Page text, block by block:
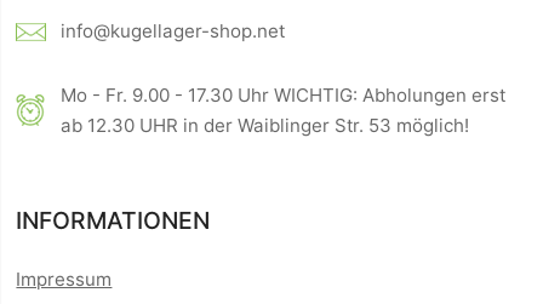
info@kugellager-shop.net
Mo - Fr. 9.00 - 17.30 Uhr WICHTIG: Abholungen erst
ab 12.30 UHR in der Waiblinger Str. 53 möglich!
INFORMATIONEN
Impressum